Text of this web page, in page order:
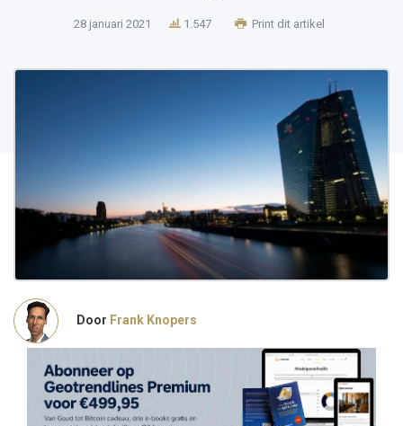
28 januari 2021 1.547 Print dit artikel
Door Frank Knopers